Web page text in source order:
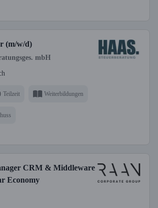
(m/w/d)
mbH
Teilzeit Weiterbildungen
CRM & Middleware
Economy